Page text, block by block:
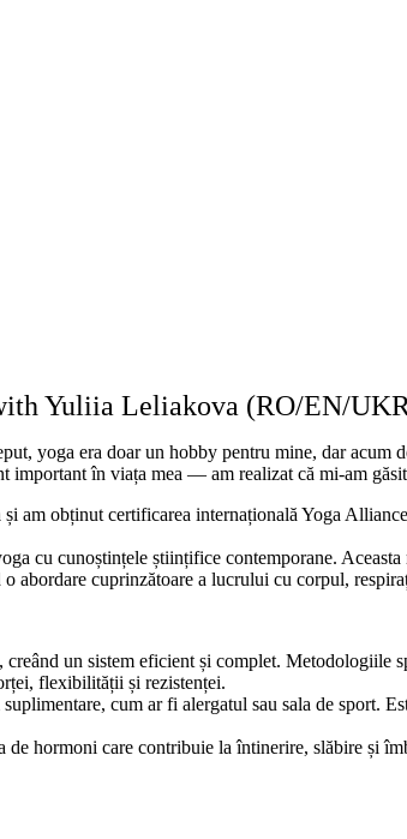
Yuliia Leliakova (RO/EN/
yoga era doar un hobby pentru mine, dar acum
important în viața mea — am realizat că mi-am
și am obținut certificarea internațională Yoga
cu cunoștințele științifice contemporane.
abordare cuprinzătoare a lucrului cu corpul,
un sistem eficient și complet. Metodologiile
flexibilității și rezistenței.
cum ar fi alergatul sau sala de sport.
hormoni care contribuie la întinerire, slăbire și